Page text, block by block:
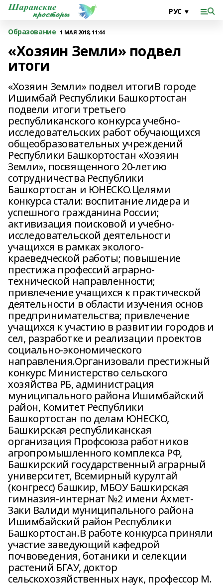
Образование 1 МАЯ 2018, 11:44
«Хозяин Земли» подвел
итоги
«Хозяин Земли» подвел итогиВ городе
Ишимбай Республики Башкортостан
подвели итоги третьего
республиканского конкурса учебно-
исследовательских работ обучающихся
общеобразовательных учреждений
Республики Башкортостан «Хозяин
Земли», посвященного 20-летию
сотрудничества Республики
Башкортостан и ЮНЕСКО.Целями
конкурса стали: воспитание лидера и
успешного гражданина России;
активизация поисковой и учебно-
исследовательской деятельности
учащихся в рамках эколого-
краеведческой работы; повышение
престижа профессий аграрно-
технической направленности;
привлечение учащихся к практической
деятельности в области изучения основ
предпринимательства; привлечение
учащихся к участию в развитии городов и
сел, разработке и реализации проектов
социально-экономического
направления.Организовали престижный
конкурс Министерство сельского
хозяйства РБ, администрация
муниципального района Ишимбайский
район, Комитет Республики
Башкортостан по делам ЮНЕСКО,
Башкирская республиканская
организация Профсоюза работников
агропромышленного комплекса РФ,
Башкирский государственный аграрный
университет, Всемирный курултай
(конгресс) башкир, МБОУ Башкирская
гимназия-интернат №2 имени Ахмет-
Заки Валиди муниципального района
Ишимбайский район Республики
Башкортостан.В работе конкурса приняли
участие заведующий кафедрой
почвоведения, ботаники и селекции
растений БГАУ, доктор
сельскохозяйственных наук, профессор М.